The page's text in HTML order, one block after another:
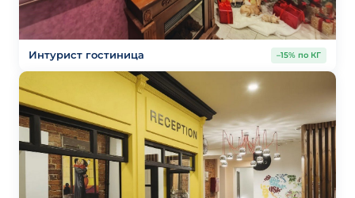
Интурист гостиница –15% по КГ